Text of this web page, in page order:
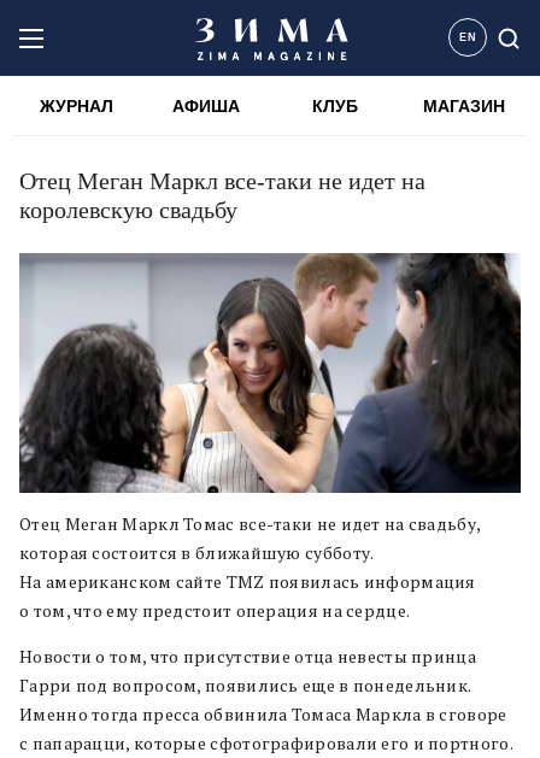
EN
ЖУРНАЛ АФИША КЛУБ МАГАЗИН
Отец Меган Маркл все-таки не идет на
королевскую свадьбу
Отец Меган Маркл Томас все-таки не идет на свадьбу,
которая состоится в ближайшую субботу.
На американском сайте TMZ появилась информация
о том, что ему предстоит операция на сердце.
Новости о том, что присутствие отца невесты принца
Гарри под вопросом, появились еще в понедельник.
Именно тогда пресса обвинила Томаса Маркла в сговоре
с папарацци, которые сфотографировали его и портного.